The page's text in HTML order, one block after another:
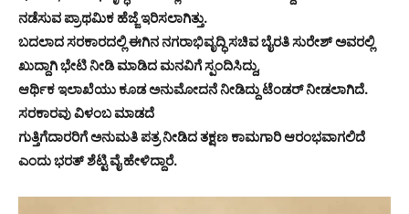
ನಡೆಸುವ ಪ್ರಾಥಮಿಕ ಹೆಜ್ಜೆ ಇರಿಸಲಾಗಿತ್ತು.
ಬದಲಾದ ಸರಕಾರದಲ್ಲಿ ಈಗಿನ ನಗರಾಭಿವೃದ್ಧಿ ಸಚಿವ ಬೈರತಿ ಸುರೇಶ್ ಅವರಲ್ಲಿ
ಖುದ್ದಾಗಿ ಭೇಟಿ ನೀಡಿ ಮಾಡಿದ ಮನವಿಗೆ ಸ್ಪಂದಿಸಿದ್ದು,
ಆರ್ಥಿಕ ಇಲಾಖೆಯು ಕೂಡ ಅನುಮೋದನೆ ನೀಡಿದ್ದು ಟೆಂಡರ್ ನೀಡಲಾಗಿದೆ.
ಸರಕಾರವು ವಿಳಂಬ ಮಾಡದೆ
ಗುತ್ತಿಗೆದಾರರಿಗೆ ಅನುಮತಿ ಪತ್ರ ನೀಡಿದ ತಕ್ಷಣ ಕಾಮಗಾರಿ ಆರಂಭವಾಗಲಿದೆ
ಎಂದು ಭರತ್ ಶೆಟ್ಟಿ ವೈ ಹೇಳಿದ್ದಾರೆ.